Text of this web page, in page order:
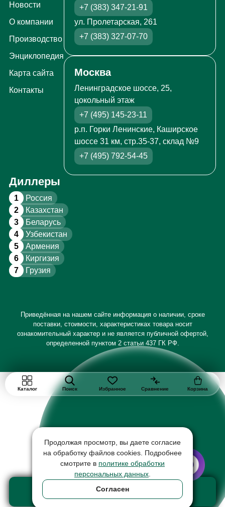
Добавить в корзину
товар на сумму 190 ₽
Новости
О компании
Производство
Энциклопедия
Карта сайта
Контакты
+7 (383) 347-21-91
ул. Пролетарская, 261
+7 (383) 327-07-70
Москва
Ленинградское шоссе, 25,
цокольный этаж
+7 (495) 145-23-11
р.п. Горки Ленинские, Каширское
шоссе 31 км, стр.35-37, склад №9
+7 (495) 792-54-45
Диллеры
1 Россия
2 Казахстан
3 Беларусь
4 Узбекистан
5 Армения
6 Киргизия
7 Грузия
Приведённая на нашем сайте информация о наличии, сроке
поставки, стоимости, характеристиках товара носит
ознакомительный характер и не является публичной офертой,
определенной пунктом 2 статьи 437 ГК РФ.
Каталог Поиск Избранное Сравнение Корзина
Продолжая просмотр, вы даете согласие
на обработку файлов cookies. Подробнее
смотрите в политике обработки
персональных данных
Согласен